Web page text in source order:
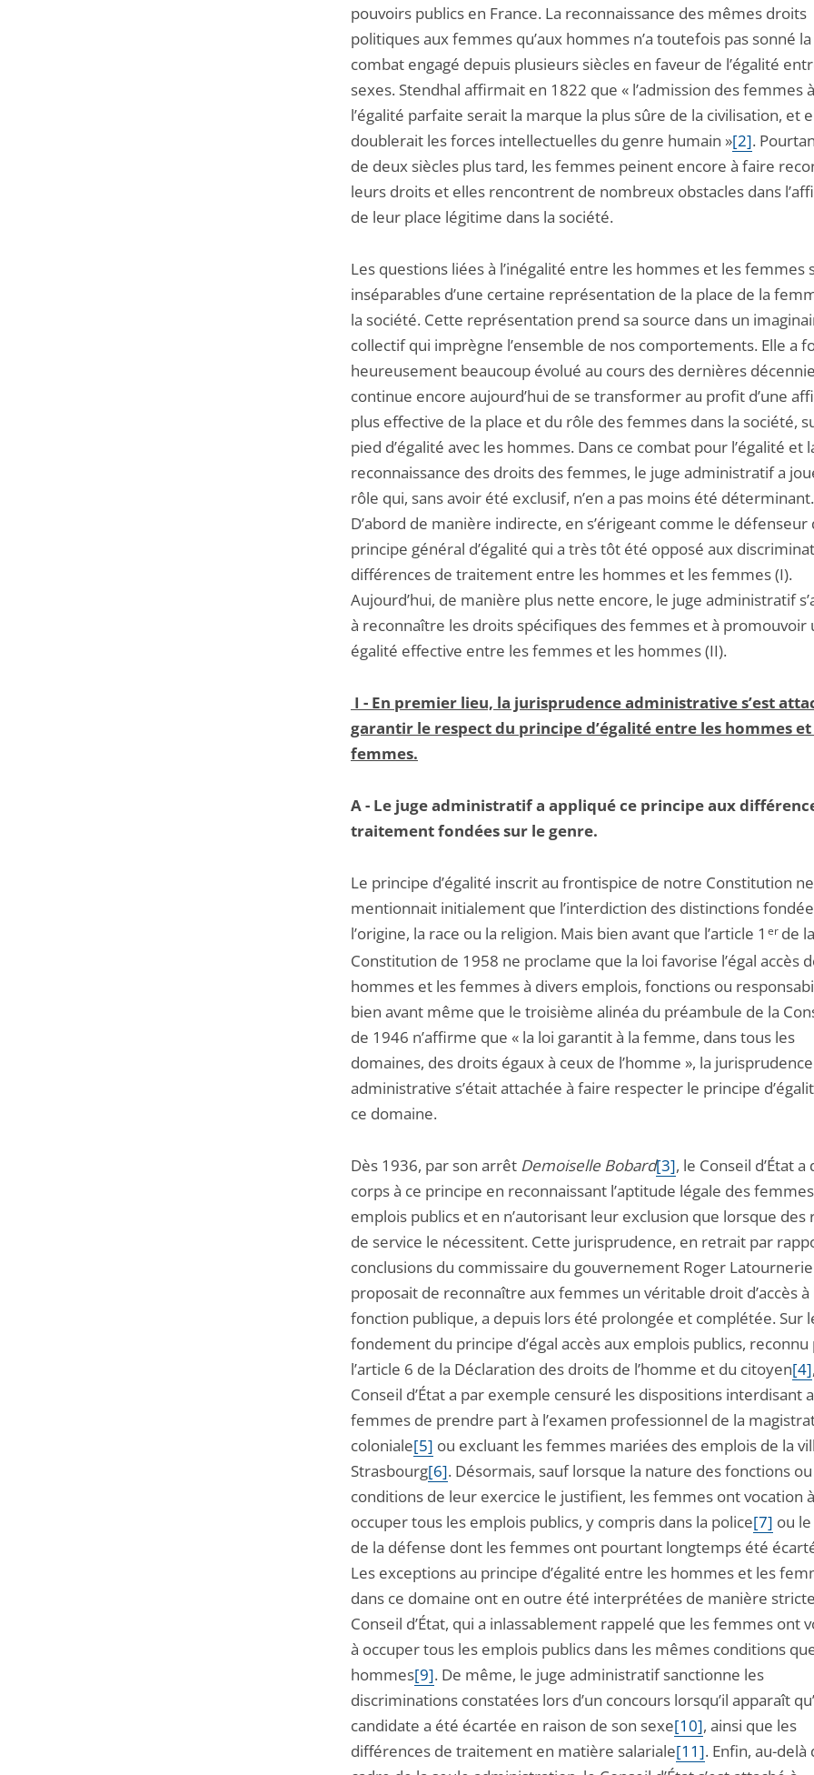
pouvoirs publics en France. La reconnaissance des mêmes droits
politiques aux femmes qu’aux hommes n’a toutefois pas sonné
combat engagé depuis plusieurs siècles en faveur de l’égalité
sexes. Stendhal affirmait en 1822 que « l’admission des femmes à
l’égalité parfaite serait la marque la plus sûre de la civilisation, et
doublerait les forces intellectuelles du genre humain »[2].
de deux siècles plus tard, les femmes peinent encore à faire
leurs droits et elles rencontrent de nombreux obstacles dans
de leur place légitime dans la société.
Les questions liées à l’inégalité entre les hommes et les femmes
inséparables d’une certaine représentation de la place de la
la société. Cette représentation prend sa source dans un
collectif qui imprègne l’ensemble de nos comportements. Elle a
heureusement beaucoup évolué au cours des dernières
continue encore aujourd’hui de se transformer au profit d’une
plus effective de la place et du rôle des femmes dans la société,
pied d’égalité avec les hommes. Dans ce combat pour l’égalité et
reconnaissance des droits des femmes, le juge administratif a
rôle qui, sans avoir été exclusif, n’en a pas moins été déterminant.
D’abord de manière indirecte, en s’érigeant comme le défenseur
principe général d’égalité qui a très tôt été opposé aux
différences de traitement entre les hommes et les femmes (I).
Aujourd’hui, de manière plus nette encore, le juge administratif
à reconnaître les droits spécifiques des femmes et à promouvoir
égalité effective entre les femmes et les hommes (II).
I - En premier lieu, la jurisprudence administrative s’est
garantir le respect du principe d’égalité entre les hommes et
femmes.
A - Le juge administratif a appliqué ce principe aux
traitement fondées sur le genre.
Le principe d’égalité inscrit au frontispice de notre Constitution ne
mentionnait initialement que l’interdiction des distinctions
l’origine, la race ou la religion. Mais bien avant que l’article 1 erde la
Constitution de 1958 ne proclame que la loi favorise l’égal accès
hommes et les femmes à divers emplois, fonctions ou
bien avant même que le troisième alinéa du préambule de la
de 1946 n’affirme que « la loi garantit à la femme, dans tous les
domaines, des droits égaux à ceux de l’homme », la jurisprudence
administrative s’était attachée à faire respecter le principe
ce domaine.
Dès 1936, par son arrêt Demoiselle Bobard[3], le Conseil d’État a
corps à ce principe en reconnaissant l’aptitude légale des
emplois publics et en n’autorisant leur exclusion que lorsque des
de service le nécessitent. Cette jurisprudence, en retrait par
conclusions du commissaire du gouvernement Roger
proposait de reconnaître aux femmes un véritable droit d’accès à
fonction publique, a depuis lors été prolongée et complétée. Sur
fondement du principe d’égal accès aux emplois publics, reconnu
l’article 6 de la Déclaration des droits de l’homme et du citoyen[4]
Conseil d’État a par exemple censuré les dispositions interdisant
femmes de prendre part à l’examen professionnel de la
coloniale[5] ou excluant les femmes mariées des emplois de la
Strasbourg[6]. Désormais, sauf lorsque la nature des fonctions
conditions de leur exercice le justifient, les femmes ont vocation à
occuper tous les emplois publics, y compris dans la police[7] ou
de la défense dont les femmes ont pourtant longtemps été
Les exceptions au principe d’égalité entre les hommes et les
dans ce domaine ont en outre été interprétées de manière
Conseil d’État, qui a inlassablement rappelé que les femmes ont
à occuper tous les emplois publics dans les mêmes conditions
hommes[9]. De même, le juge administratif sanctionne les
discriminations constatées lors d’un concours lorsqu’il apparaît
candidate a été écartée en raison de son sexe[10], ainsi que les
différences de traitement en matière salariale[11]. Enfin, au-delà